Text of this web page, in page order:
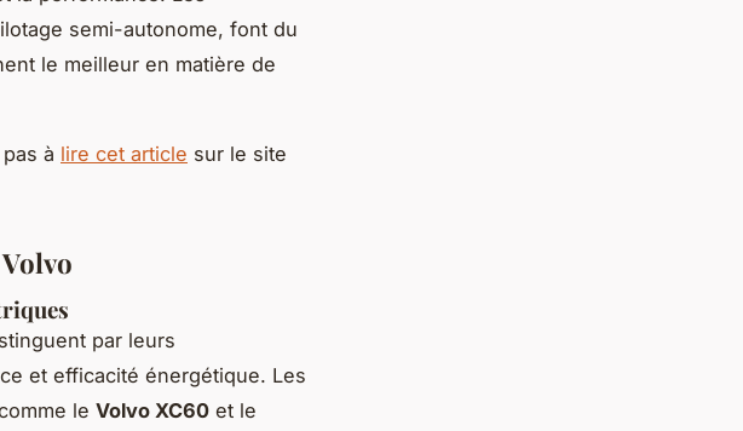
semi-autonome, font du
le meilleur en matière de
à lire cet article sur le site
par leurs
et efficacité énergétique. Les
le Volvo XC60 et le